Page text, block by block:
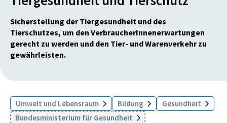
Sicherstellung der Tiergesundheit und des
Tierschutzes, um den VerbraucherInnenerwartungen
gerecht zu werden und den Tier- und Warenverkehr zu
gewährleisten.
Umwelt und Lebensraum Bildung
Gesundheit
Bundesministerium für Gesundheit